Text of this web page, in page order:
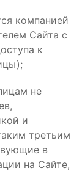
компанией
Сайта с
к
не
и
третьим
в
на Сайте,